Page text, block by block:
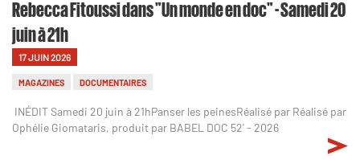
Rebecca Fitoussi dans "Un monde en doc" - Samedi 20
juin à 21h
17 JUIN 2026
MAGAZINES DOCUMENTAIRES
INÉDIT Samedi 20 juin à 21hPanser les peinesRéalisé par Réalisé par
Ophélie Giomataris, produit par BABEL DOC 52' - 2026